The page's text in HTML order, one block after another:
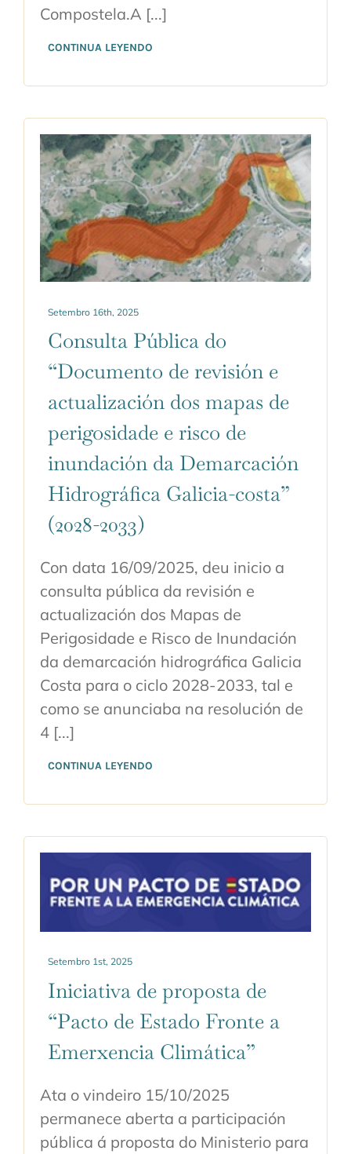
Compostela.A [...]
CONTINUA LEYENDO
Setembro 16th, 2025
Consulta Pública do
“Documento de revisión e
actualización dos mapas de
perigosidade e risco de
inundación da Demarcación
Hidrográfica Galicia-costa”
(2028-2033)
Con data 16/09/2025, deu inicio a
consulta pública da revisión e
actualización dos Mapas de
Perigosidade e Risco de Inundación
da demarcación hidrográfica Galicia
Costa para o ciclo 2028-2033, tal e
como se anunciaba na resolución de
4 [...]
CONTINUA LEYENDO
Setembro 1st, 2025
Iniciativa de proposta de
“Pacto de Estado Fronte a
Emerxencia Climática”
Ata o vindeiro 15/10/2025
permanece aberta a participación
pública á proposta do Ministerio para